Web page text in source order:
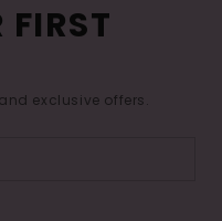
FIRST
exclusive offers.